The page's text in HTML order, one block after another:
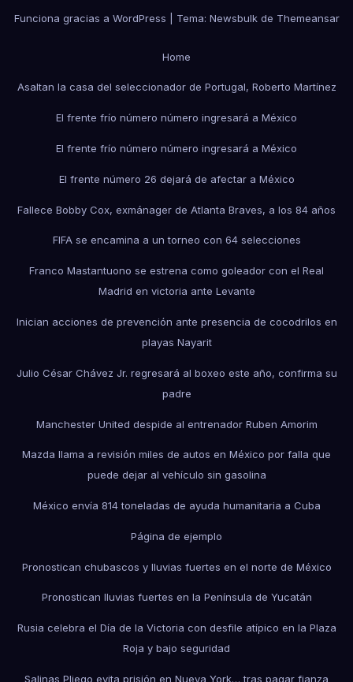
Funciona gracias a WordPress Tema: Newsbulkde Themeansar
Home
Asaltan la casa del seleccionador de Portugal, Roberto Martínez
El frente frío número número ingresará a México
El frente frío número número ingresará a México
El frente número 26 dejará de afectar a México
Fallece Bobby Cox, exmánager de Atlanta Braves, a los 84 años
FIFA se encamina a un torneo con 64 selecciones
Franco Mastantuono se estrena como goleador con el Real
Madrid en victoria ante Levante
Inician acciones de prevención ante presencia de cocodrilos en
playas Nayarit
Julio César Chávez Jr. regresará al boxeo este año, confirma su
padre
Manchester United despide al entrenador Ruben Amorim
Mazda llama a revisión miles de autos en México por falla que
puede dejar al vehículo sin gasolina
México envía 814 toneladas de ayuda humanitaria a Cuba
Página de ejemplo
Pronostican chubascos y lluvias fuertes en el norte de México
Pronostican lluvias fuertes en la Península de Yucatán
Rusia celebra el Día de la Victoria con desfile atípico en la Plaza
Roja y bajo seguridad
Salinas Pliego evita prisión en Nueva York… tras pagar fianza